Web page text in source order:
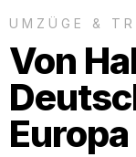
UMZÜGE &
Von
Europa